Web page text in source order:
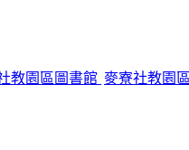
教園區圖書館 麥寮社教園